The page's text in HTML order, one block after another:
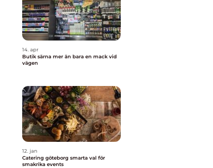
14. apr
Butik särna mer än bara en mack vid
vägen
12. jan
Catering göteborg smarta val för
smakrika events